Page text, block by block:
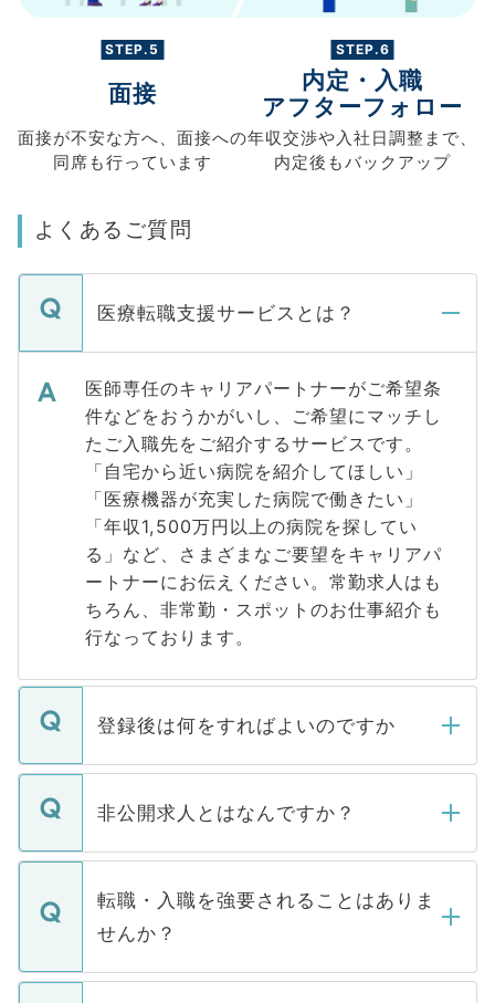
STEP.5
面接
面接が不安な方へ、 面接への
同席も行っています
STEP.6
内定・入職
アフターフォロー
年収交渉や入社日調整まで、
内定後もバックアップ
よくあるご質問
医療転職支援サービスとは？
医師専任のキャリアパートナーがご希望条
件などをおうかがいし、ご希望にマッチし
たご入職先をご紹介するサービスです。
「自宅から近い病院を紹介してほしい」
「医療機器が充実した病院で働きたい」
「年収1,500万円以上の病院を探してい
る」など、さまざまなご要望をキャリアパ
ートナーにお伝えください。常勤求人はも
ちろん、非常勤・スポットのお仕事紹介も
行なっております。
登録後は何をすればよいのですか
ご登録いただきましたら、弊社担当者がご
登録内容を確認し、その後メールもしくは
ます。通常、5営業日以内にはご連絡をせて
いただきますので、しばらくお待ちくださ
非公開求人とはなんですか？
マイナビDOCTORで取り扱っている求人の
うち約3割は、Webサイトからご覧いただ
けない「非公開求人」です。非公開求人は
下記の理由によって、一般には公開してい
ません。
転職・入職を強要されることはありま
せんか？
転職・入職を強要することは一切ありませ